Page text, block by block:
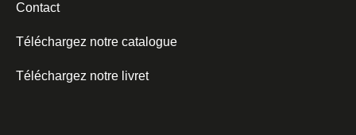
Contact
Téléchargez notre catalogue
Téléchargez notre livret